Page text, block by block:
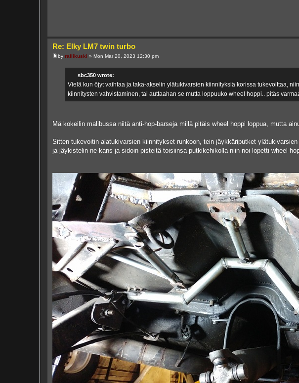
Re: Elky LM7 twin turbo
P
by rallikuski » Mon Mar 20, 2023 12:30 pm
sbc350 wrote:
Vielä kun öjyt vaihtaa ja taka-akselin ylätukivarsien kiinnityksiä korissa tukevoittaa,
kiinnitysten vahvistaminen, tai auttaahan se mutta loppuuko wheel hoppi.. pitäs
Mä kokeilin malibussa niitä anti-hop-barseja millä pitäis wheel hoppi loppua, mutta
Sitten tukevoitin alatukivarsien kiinnitykset runkoon, tein jäykkäriputket
ja jäykistelin ne kans ja sidoin pisteitä toisiinsa putkikehikolla niin noi lopetti wheel